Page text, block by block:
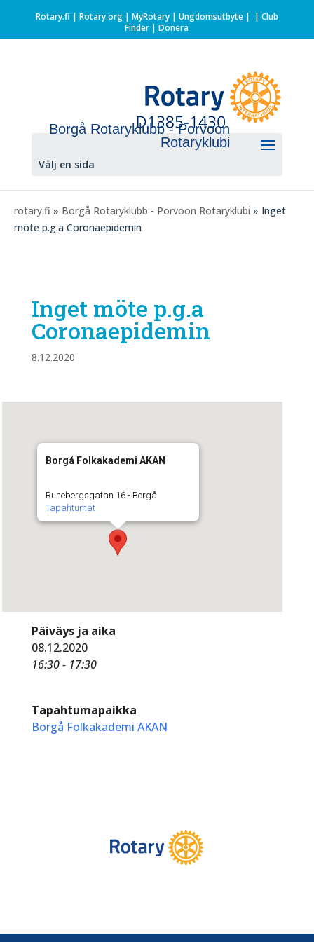
Rotary.fi | Rotary.org| MyRotary | Ungdomsutbyte| | Club
Finder | Donera
Borgå Rotaryklubb - Porvoon
Rotaryklubi
Välj en sida
rotary.fi » Borgå Rotaryklubb - Porvoon Rotaryklubi » Inget
möte p.g.a Coronaepidemin
Inget möte p.g.a
Coronaepidemin
8.12.2020
Borgå Folkakademi AKAN
Runebergsgatan 16 - Borgå
Tapahtumat
Päiväys ja aika
08.12.2020
16:30 - 17:30
Tapahtumapaikka
Borgå Folkakademi AKAN